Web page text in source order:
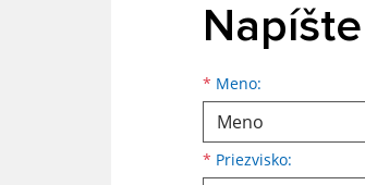
* Meno:
Meno
* Priezvisko:
Priezvisko
E-mailová adresa